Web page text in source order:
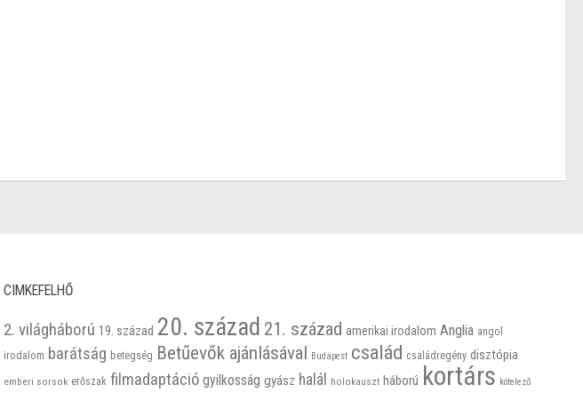
CIMKEFELHŐ
2. világháború 19. század 20. század 21. század amerikai irodalom Anglia angol
irodalom barátság betegség Betűevők ajánlásával Budapest család családregény disztópia
emberi sorsok erőszak filmadaptáció gyilkosság gyász halál holokauszt háború kortárs kötelező